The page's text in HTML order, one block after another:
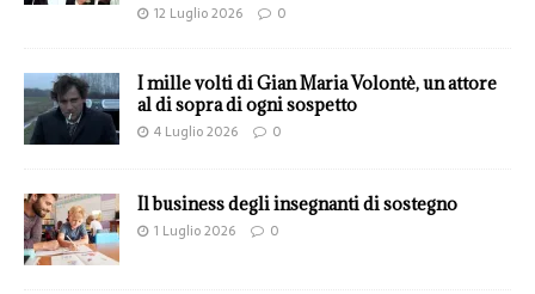
12 Luglio 2026 0
I mille volti di Gian Maria Volontè, un attore
al di sopra di ogni sospetto
4 Luglio 2026 0
Il business degli insegnanti di sostegno
1 Luglio 2026 0